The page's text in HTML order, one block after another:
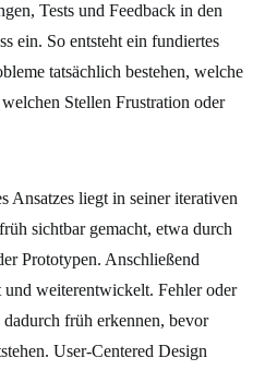
Tests und Feedback in den
ein. So entsteht ein fundiertes
tatsächlich bestehen, welche
Stellen Frustration oder
Ansatzes liegt in seiner iterativen
sichtbar gemacht, etwa durch
Prototypen. Anschließend
und weiterentwickelt. Fehler oder
dadurch früh erkennen, bevor
User-Centered Design